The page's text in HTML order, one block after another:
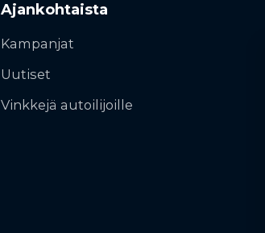
Ajankohtaista
Kampanjat
Uutiset
Vinkkejä autoilijoille